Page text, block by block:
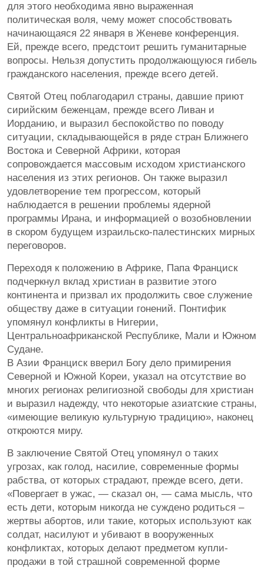
для этого необходима явно выраженная
политическая воля, чему может способствовать
начинающаяся 22 января в Женеве конференция.
Ей, прежде всего, предстоит решить гуманитарные
вопросы. Нельзя допустить продолжающуюся гибель
гражданского населения, прежде всего детей.
Святой Отец поблагодарил страны, давшие приют
сирийским беженцам, прежде всего Ливан и
Иорданию, и выразил беспокойство по поводу
ситуации, складывающейся в ряде стран Ближнего
Востока и Северной Африки, которая
сопровождается массовым исходом христианского
населения из этих регионов. Он также выразил
удовлетворение тем прогрессом, который
наблюдается в решении проблемы ядерной
программы Ирана, и информацией о возобновлении
в скором будущем израильско-палестинских мирных
переговоров.
Переходя к положению в Африке, Папа Франциск
подчеркнул вклад христиан в развитие этого
континента и призвал их продолжить свое служение
обществу даже в ситуации гонений. Понтифик
упомянул конфликты в Нигерии,
Центральноафриканской Республике, Мали и Южном
Судане.
В Азии Франциск вверил Богу дело примирения
Северной и Южной Кореи, указал на отсутствие во
многих регионах религиозной свободы для христиан
и выразил надежду, что некоторые азиатские страны,
«имеющие великую культурную традицию», наконец
откроются миру.
В заключение Святой Отец упомянул о таких
угрозах, как голод, насилие, современные формы
рабства, от которых страдают, прежде всего, дети.
«Повергает в ужас, — сказал он, — сама мысль, что
есть дети, которым никогда не суждено родиться –
жертвы абортов, или такие, которых используют как
солдат, насилуют и убивают в вооруженных
конфликтах, которых делают предметом купли-
продажи в той страшной современной форме